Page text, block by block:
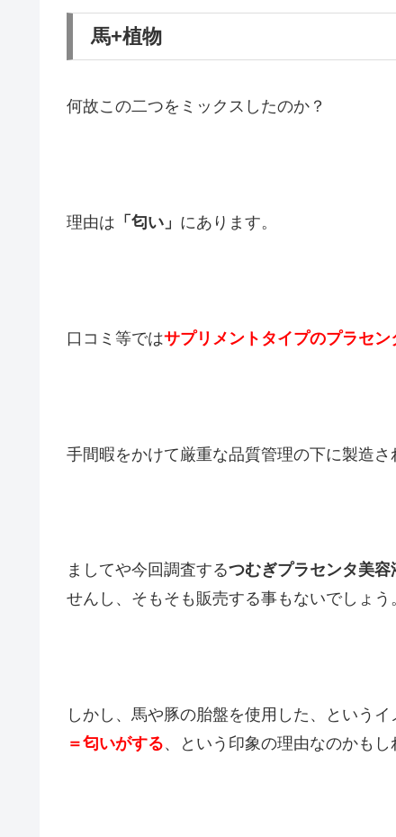
馬+植物
何故この二つをミックスしたのか？
理由は 「匂い」 にあります。
口コミ等ではサプリメントタイプのプラセン
手間暇をかけて厳重な品質管理の下に製造
ましてや今回調査するつむぎプラセンタ美容
せんし、そもそも販売する事もないでしょ
しかし、馬や豚の胎盤を使用した、という
＝匂いがする、という印象の理由なのかもし